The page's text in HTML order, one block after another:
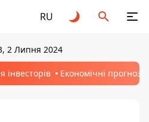
RU
2 Липня 2024
інвесторів Економічні прогнози